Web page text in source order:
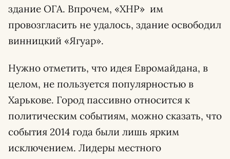
здание ОГА. Впрочем, «ХНР» им
провозгласить не удалось, здание освободил
винницкий «Ягуар».
Нужно отметить, что идея Евромайдана, в
целом, не пользуется популярностью в
Харькове. Город пассивно относится к
политическим событиям, можно сказать, что
события 2014 года были лишь ярким
исключением. Лидеры местного